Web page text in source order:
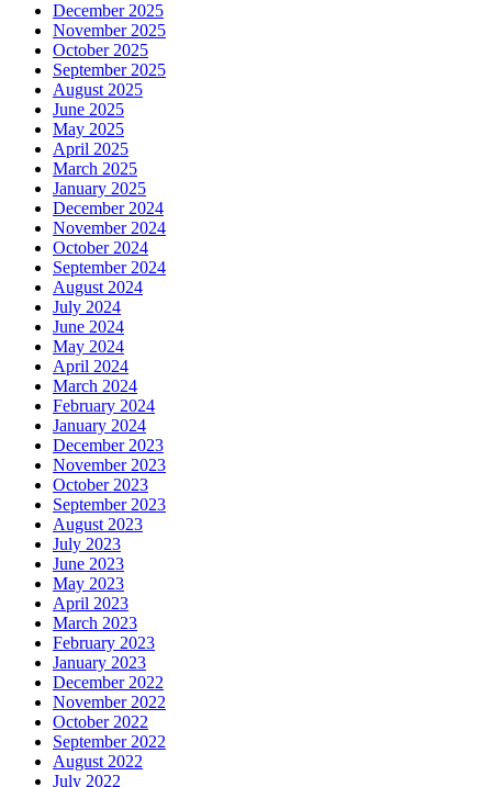
December 2025
November 2025
October 2025
September 2025
August 2025
June 2025
May 2025
April 2025
March 2025
January 2025
December 2024
November 2024
October 2024
September 2024
August 2024
July 2024
June 2024
May 2024
April 2024
March 2024
February 2024
January 2024
December 2023
November 2023
October 2023
September 2023
August 2023
July 2023
June 2023
May 2023
April 2023
March 2023
February 2023
January 2023
December 2022
November 2022
October 2022
September 2022
August 2022
July 2022